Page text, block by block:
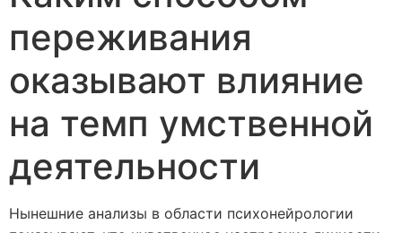
переживания
оказывают влияние
на темп умственной
деятельности
Нынешние анализы в области психонейрологии